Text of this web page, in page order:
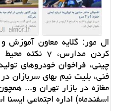
ال مور: گلایه معاون آموزش
كردن مدارس،
فنی، بلیت نیم بهای سربازان
اسفندماه) اداره اجتماعی